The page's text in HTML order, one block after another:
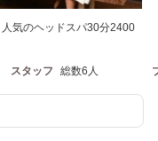
気のヘッドスパ30分2400
スタッフ 総数6人